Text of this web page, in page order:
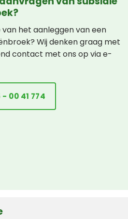
het aanleggen van een
Wij denken graag met
contact met ons op via e-
- 00 41 774